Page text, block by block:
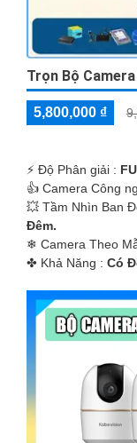
Trọn Bộ
5,800,000 ₫
️⚡ Độ Phân giải :
👍 Camera Công
💥 Tầm Nhìn Ban
Ðêm.
❄ Camera Theo
️✤ Khả Năng : Có